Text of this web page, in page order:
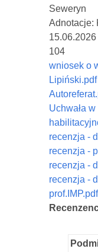
Seweryn
Adnotacje:
104
wniosek o
Lipiński.pdf
Uchwała
recenzja -
recenzja -
recenzja -
recenzja -
prof.IMP.pdf